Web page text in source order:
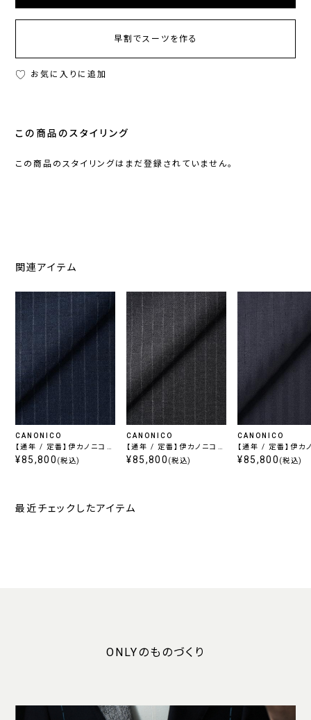
早割でスーツを作る
お気に入りに追加
この商品のスタイリング
この商品のスタイリングはまだ登録されていません。
関連アイテム
CANONICO
【通年 / 定番】伊カノニコ
スーパー110’s / ブルース
¥85,800 (税込)
CANONICO
【通年 / 定番】伊カノニコ
スーパー110’s / チャコー
¥85,800 (税込)
CANONICO
【通年 / 定番】伊カ
スーパー 110's ネ
¥85,800 (税込)
最近チェックしたアイテム
ONLYのものづくり